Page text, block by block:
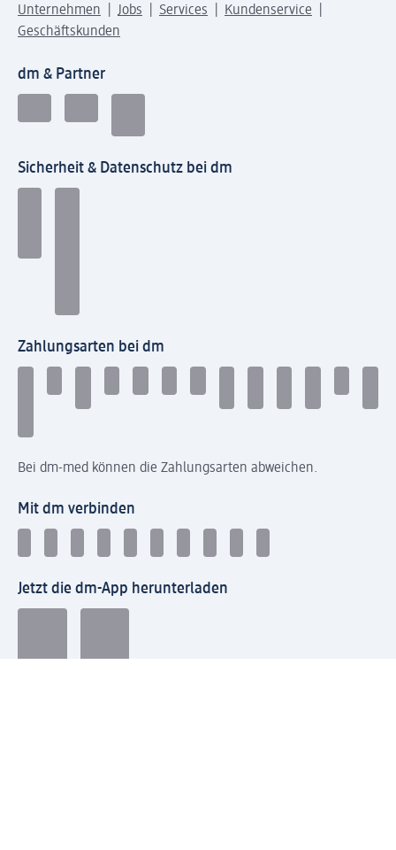
Unternehmen Jobs Services
Kundenservice
Geschäftskunden
dm & Partner
Sicherheit & Datenschutz bei dm
Zahlungsarten bei dm
Bei dm-med können die Zahlungsarten abweichen.
Mit dm verbinden
Jetzt die dm-App herunterladen